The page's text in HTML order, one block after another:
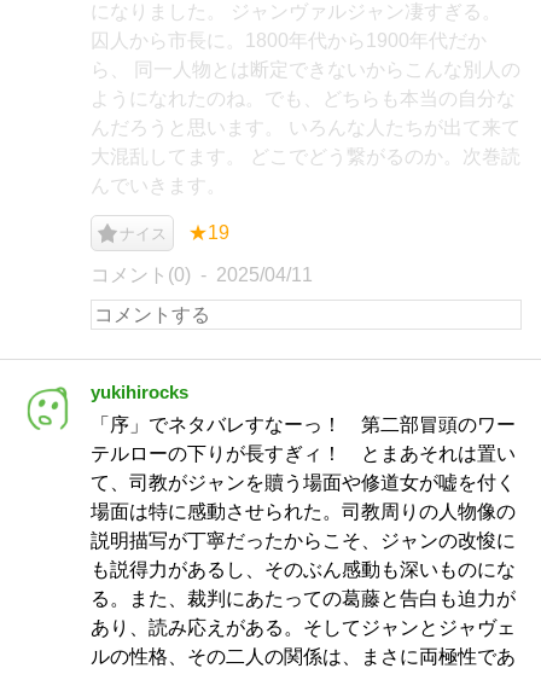
になりました。 ジャンヴァルジャン凄すぎる。
囚人から市長に。1800年代から1900年代だか
ら、 同一人物とは断定できないからこんな別人の
ようになれたのね。でも、どちらも本当の自分な
んだろうと思います。 いろんな人たちが出て来て
大混乱してます。 どこでどう繋がるのか。次巻読
んでいきます。
ナイス ★19
コメント(0) 2025/04/11
yukihirocks
「序」でネタバレすなーっ！ 第二部冒頭のワー
テルローの下りが長すぎィ！ とまあそれは置い
て、司教がジャンを贖う場面や修道女が嘘を付く
場面は特に感動させられた。司教周りの人物像の
説明描写が丁寧だったからこそ、ジャンの改悛に
も説得力があるし、そのぶん感動も深いものにな
る。また、裁判にあたっての葛藤と告白も迫力が
あり、読み応えがある。そしてジャンとジャヴェ
ルの性格、その二人の関係は、まさに両極性であ